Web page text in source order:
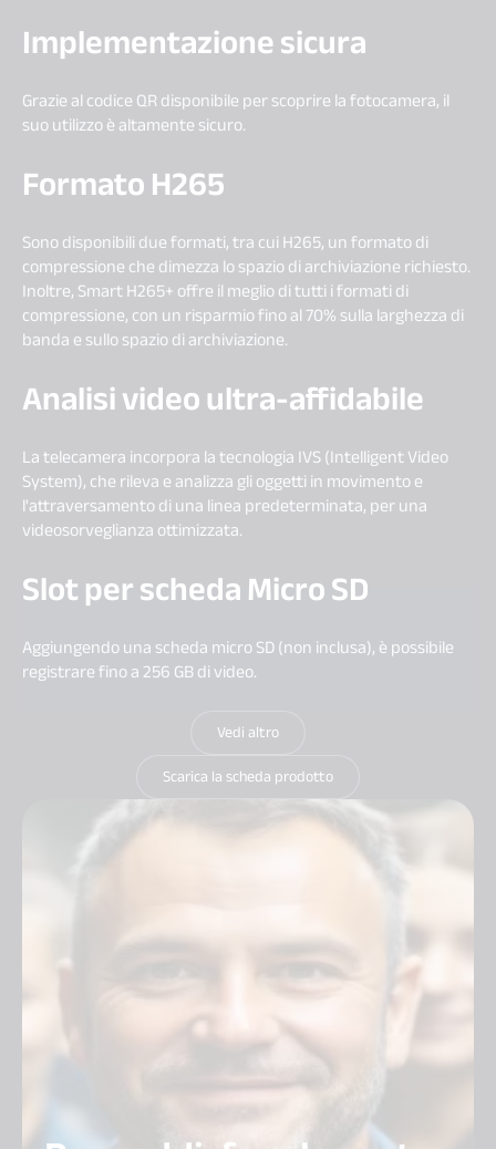
Implementazione sicura
Grazie al codice QR disponibile per scoprire la fotocamera, il
suo utilizzo è altamente sicuro.
Formato H265
Sono disponibili due formati, tra cui H265, un formato di
compressione che dimezza lo spazio di archiviazione richiesto.
Inoltre, Smart H265+ offre il meglio di tutti i formati di
compressione, con un risparmio fino al 70% sulla larghezza di
banda e sullo spazio di archiviazione.
Analisi video ultra-affidabile
La telecamera incorpora la tecnologia IVS (Intelligent Video
System), che rileva e analizza gli oggetti in movimento e
l'attraversamento di una linea predeterminata, per una
videosorveglianza ottimizzata.
Slot per scheda Micro SD
Aggiungendo una scheda micro SD (non inclusa), è possibile
registrare fino a 256 GB di video.
Vedi altro
Scarica la scheda prodotto